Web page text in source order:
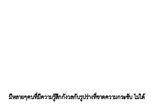
มีหลายๆคนที่มีความรู้สึกกังวลกับรูปร่างที่ขาดความกระชับ ไม่ได้